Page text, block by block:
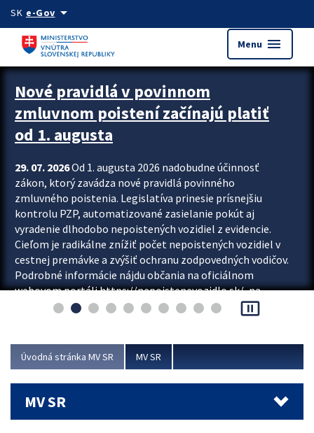
Preskocit na hlavný obsah
SK e-Govarrow_drop_down
Menu menu
Zastavit automatický posun upútavok
Nové pravidlá v povinnom
zmluvnom poistení začínajú platiť
od 1. augusta
29. 07. 2026Od 1. augusta 2026 nadobudne účinnosť
zákon, ktorý zavádza nové pravidlá povinného
zmluvného poistenia. Legislatíva prinesie prísnejšiu
kontrolu PZP, automatizované zasielanie pokút aj
vyradenie dlhodobo nepoistených vozidiel z evidencie.
Cieľom je radikálne znížiť počet nepoistených vozidiel v
cestnej premávke a zvýšiť ochranu zodpovedných vodičov.
Podrobné informácie nájdu občania na oficiálnom
webovom portáli https://nepoistenevozidlo.sk/, na
ktorom od augusta pribudne aj možnosť overiť si...
pause_presentation
Úvodná stránka MV SR MV SR
MV SR